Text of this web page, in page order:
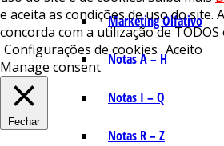
Marketing Olfativo
Notas A – H
Notas I – Q
Notas R – Z
e aceita as condições de uso do site.
concorda com a utilização de TODOS
Configurações de cookies Aceito
Manage consent
Fechar